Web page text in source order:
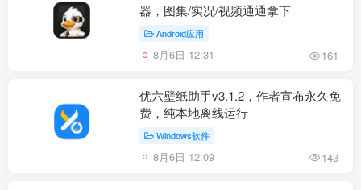
器，图集/实况/视频通通拿下
Android应用
8月6日 12:31 161
优六壁纸助手v3.1.2，作者宣布永久免
费，纯本地离线运行
Windows软件
8月6日 12:09 143